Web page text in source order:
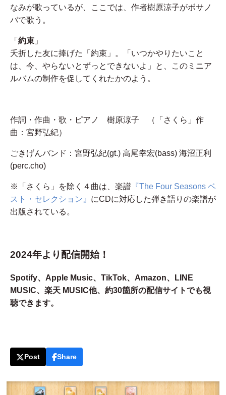
なみが歌っているが、ここでは、作者樹原涼子がボサノ
バで歌う。
「 約束 」
夭折した友に捧げた「約束」。「いつかやりたいこと
は、今、やらないとずっとできないよ」と、このミニア
ルバムの制作を促してくれたかのよう。
作詞・作曲・歌・ピアノ 樹原涼子 （「さくら」作
曲：宮野弘紀）
ごきげんバンド：宮野弘紀(gt.) 高尾幸宏(bass) 海沼正利
(perc.cho)
※「さくら」を除く４曲は、楽譜 『The Four Seasons ベ
スト・セレクション』 にCDに対応した弾き語りの楽譜が
出版されている。
2024年より配信開始！
Spotify、Apple Music、TikTok、Amazon、LINE
MUSIC、楽天 MUSIC他、約30箇所の配信サイトでも視
聴できます。
Post Share